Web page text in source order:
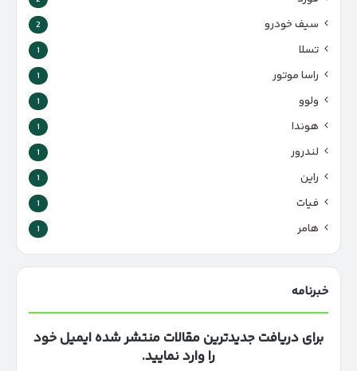
سیف خودرو 2
تسلا 1
راسا موتور 1
ولوو 1
هوندا 1
لندرور 1
راین 1
فیات 1
هامر 1
خبرنامه
برای دریافت جدیدترین مقالات منتشر شده ایمیل خود
را وارد نمایید.